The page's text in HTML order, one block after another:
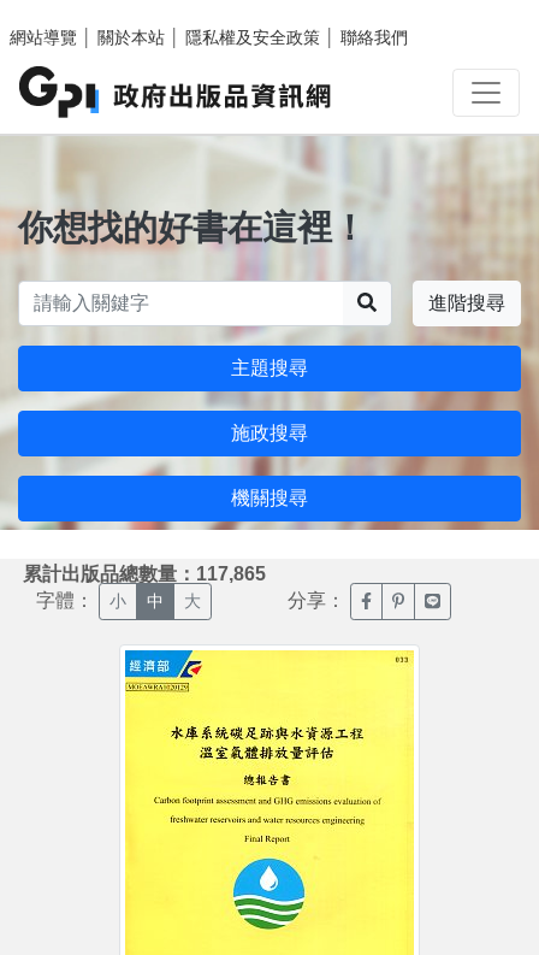
網站導覽
關於本站 隱私權及安全政策 聯絡我們
你想找的好書在這裡！
進階搜尋
主題搜尋
施政搜尋
機關搜尋
累計出版品總數量：117,865
字體： 小 中 大 分享： 臉書分享(另開新視窗)
噗浪分享(另開新
Line分享(另